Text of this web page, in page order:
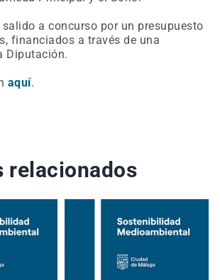
a concurso por un presupuesto
financiados a través de una
Diputación.
aquí.
relacionados